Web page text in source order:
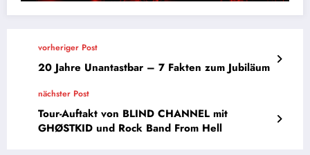
vorheriger Post
20 Jahre Unantastbar – 7 Fakten zum Jubiläum
nächster Post
Tour-Auftakt von BLIND CHANNEL mit
GHØSTKID und Rock Band From Hell